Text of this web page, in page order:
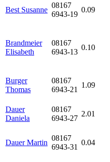
Best Susanne
08167
6943-19
0.09
Brandmeier
Elisabeth
08167
6943-13
0.10
Burger
Thomas
08167
6943-21
1.09
Dauer
Daniela
08167
6943-27
2.01
Dauer Martin
08167
6943-31
0.04